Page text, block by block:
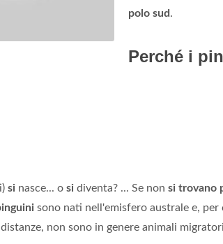
polo sud .
Perché i
si nasce... o si diventa? ... Se non si trovano
sono nati nell'emisfero australe e, per
non sono in genere animali